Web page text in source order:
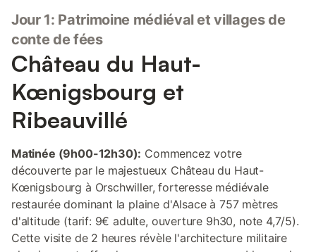
Jour 1: Patrimoine médiéval et villages de
conte de fées
Château du Haut-
Kœnigsbourg et
Ribeauvillé
Matinée (9h00-12h30): Commencez votre
découverte par le majestueux Château du Haut-
Kœnigsbourg à Orschwiller, forteresse médiévale
restaurée dominant la plaine d'Alsace à 757 mètres
d'altitude (tarif: 9€ adulte, ouverture 9h30, note 4,7/5).
Cette visite de 2 heures révèle l'architecture militaire